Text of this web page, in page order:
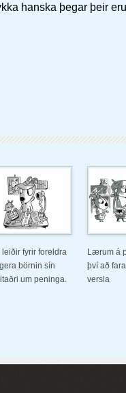
hanska þegar þeir
leiðir fyrir foreldra
börnin sín
um peninga.
Lærum á
því að
versla